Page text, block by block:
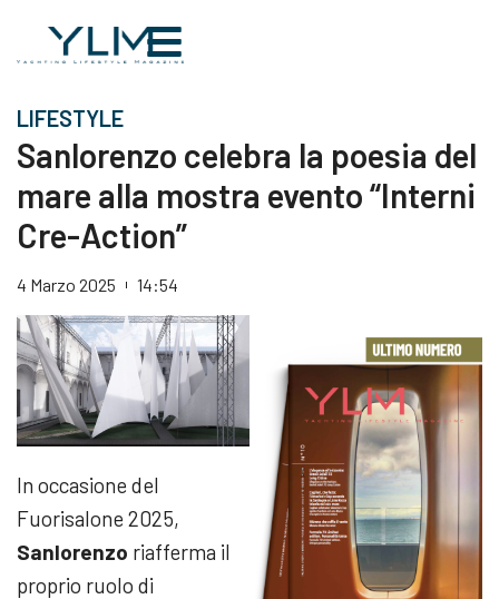
LIFESTYLE
Sanlorenzo celebra la poesia del
mare alla mostra evento “Interni
Cre-Action”
4 Marzo 2025 14:54
In occasione del
Fuorisalone 2025,
Sanlorenzo riafferma il
proprio ruolo di